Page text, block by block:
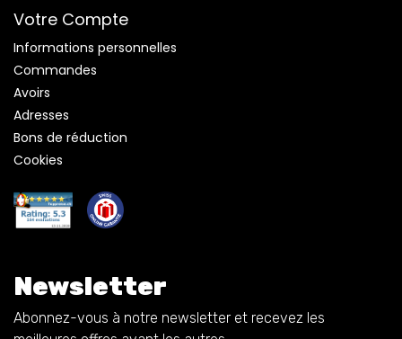
Votre Compte
Informations personnelles
Commandes
Avoirs
Adresses
Bons de réduction
Cookies
Newsletter
Abonnez-vous à notre newsletter et recevez les